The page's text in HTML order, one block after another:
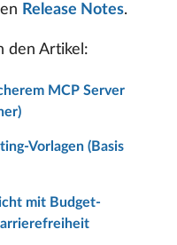
Release Notes.
den Artikel:
MCP Server
Vorlagen (Basis
mit Budget-